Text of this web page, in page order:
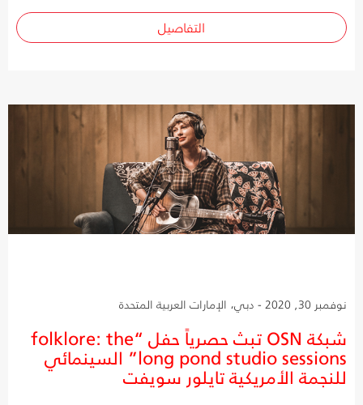
التفاصيل
نوفمبر 30, 2020 - دبي، الإمارات العربية المتحدة
شبكة OSN تبث حصرياً حفل “folklore: the
long pond studio sessions” السينمائي
للنجمة الأمريكية تايلور سويفت